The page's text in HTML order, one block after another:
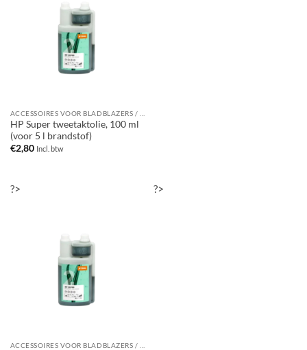
HP Super tweetaktolie, 100 ml
(voor 5 l brandstof)
€2,80 Incl. btw
?> ?>